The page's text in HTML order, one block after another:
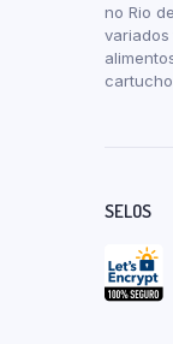
no Rio
SELOS